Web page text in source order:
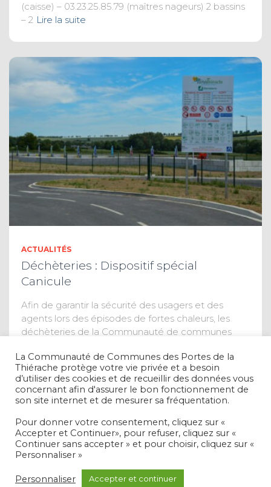
(caisse) – 03.23.25.85.79 (maîtres nageurs) 2 bassins
– 2 Lire la suite
ACTUALITÉS
Déchèteries : Dispositif spécial
Canicule
Afin de garantir la sécurité des usagers et des
agents lors des épisodes de fortes chaleurs, les
déchèteries de la Communauté de communes
d’ouverture en cas d’alerte canicule. Les
déchèteries seront Lire la suite
MENTIONS LÉGALES ET RGPD
La Communauté de Communes des Portes de la
Thiérache protège votre vie privée et a besoin
d’utiliser des cookies et de recueillir des données vous
concernant afin d'assurer le bon fonctionnement de
son site internet et de mesurer sa fréquentation.
Pour donner votre consentement, cliquez sur «
Accepter et Continuer», pour refuser, cliquez sur «
Continuer sans accepter » et pour choisir, cliquez sur «
Personnaliser »
Personnaliser Accepter et continuer